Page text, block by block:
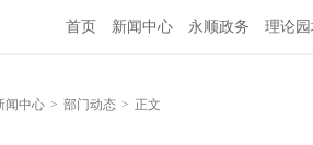
首页 新闻中心 永顺政务 理论
闻中心 > 部门动态 > 正文